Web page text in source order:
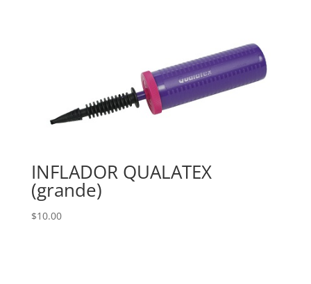
INFLADOR QUALATEX
(grande)
$10.00